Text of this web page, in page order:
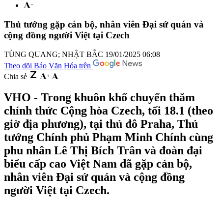
Thủ tướng gặp cán bộ, nhân viên Đại sứ quán và
cộng đồng người Việt tại Czech
TÙNG QUANG; NHẬT BẮC 19/01/2025 06:08
Theo dõi Báo Văn Hóa trên
Chia sẻ
VHO - Trong khuôn khổ chuyến thăm
chính thức Cộng hòa Czech, tối 18.1 (theo
giờ địa phương), tại thủ đô Praha, Thủ
tướng Chính phủ Phạm Minh Chính cùng
phu nhân Lê Thị Bích Trân và đoàn đại
biểu cấp cao Việt Nam đã gặp cán bộ,
nhân viên Đại sứ quán và cộng đồng
người Việt tại Czech.